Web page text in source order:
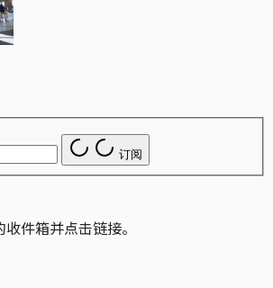
订阅
件箱并点击链接。